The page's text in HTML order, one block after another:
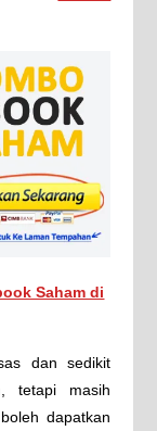
Saham di
dan sedikit
tetapi masih
dapatkan